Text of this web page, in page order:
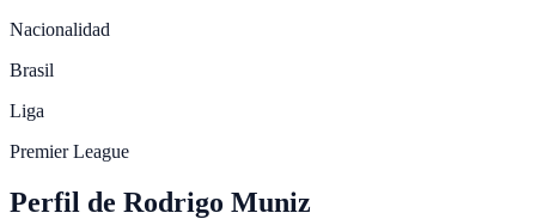
Nacionalidad
Brasil
Liga
Premier League
Perfil de Rodrigo Muniz